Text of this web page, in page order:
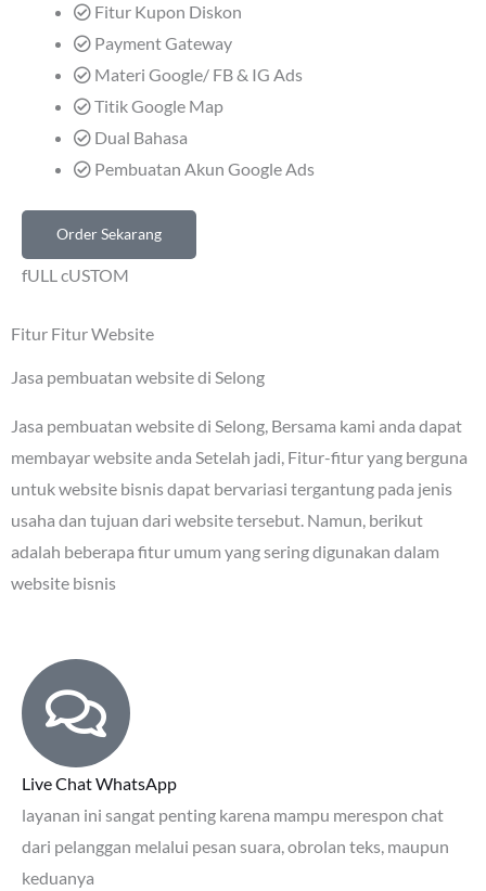
Fitur Kupon Diskon
Payment Gateway
Materi Google/ FB & IG Ads
Titik Google Map
Dual Bahasa
Pembuatan Akun Google Ads
Order Sekarang
fULL cUSTOM
Fitur Fitur Website
Jasa pembuatan website di Selong
Jasa pembuatan website di Selong, Bersama kami anda dapat
membayar website anda Setelah jadi, Fitur-fitur yang berguna
untuk website bisnis dapat bervariasi tergantung pada jenis
usaha dan tujuan dari website tersebut. Namun, berikut
adalah beberapa fitur umum yang sering digunakan dalam
website bisnis
Live Chat WhatsApp
layanan ini sangat penting karena mampu merespon chat
dari pelanggan melalui pesan suara, obrolan teks, maupun
keduanya